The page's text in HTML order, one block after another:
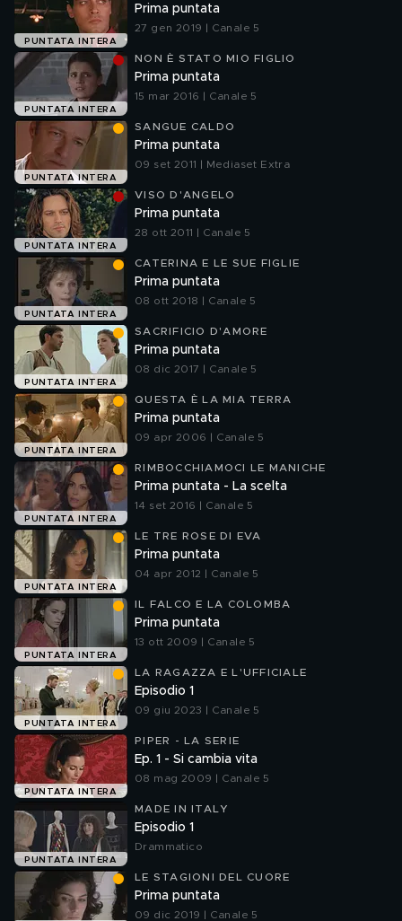
PUNTATA INTERA
Prima puntata
27 gen 2019 | Canale 5
PUNTATA INTERA
NON È STATO MIO FIGLIO
Prima puntata
15 mar 2016 | Canale 5
PUNTATA INTERA
SANGUE CALDO
Prima puntata
09 set 2011 | Mediaset Extra
PUNTATA INTERA
VISO D'ANGELO
Prima puntata
28 ott 2011 | Canale 5
PUNTATA INTERA
CATERINA E LE SUE FIGLIE
Prima puntata
08 ott 2018 | Canale 5
PUNTATA INTERA
SACRIFICIO D'AMORE
Prima puntata
08 dic 2017 | Canale 5
PUNTATA INTERA
QUESTA È LA MIA TERRA
Prima puntata
09 apr 2006 | Canale 5
PUNTATA INTERA
RIMBOCCHIAMOCI LE MANICHE
Prima puntata - La scelta
14 set 2016 | Canale 5
PUNTATA INTERA
LE TRE ROSE DI EVA
Prima puntata
04 apr 2012 | Canale 5
PUNTATA INTERA
IL FALCO E LA COLOMBA
Prima puntata
13 ott 2009 | Canale 5
PUNTATA INTERA
LA RAGAZZA E L'UFFICIALE
Episodio 1
09 giu 2023 | Canale 5
PUNTATA INTERA
PIPER - LA SERIE
Ep. 1 - Si cambia vita
08 mag 2009 | Canale 5
PUNTATA INTERA
MADE IN ITALY
Episodio 1
Drammatico
LE STAGIONI DEL CUORE
Prima puntata
09 dic 2019 | Canale 5